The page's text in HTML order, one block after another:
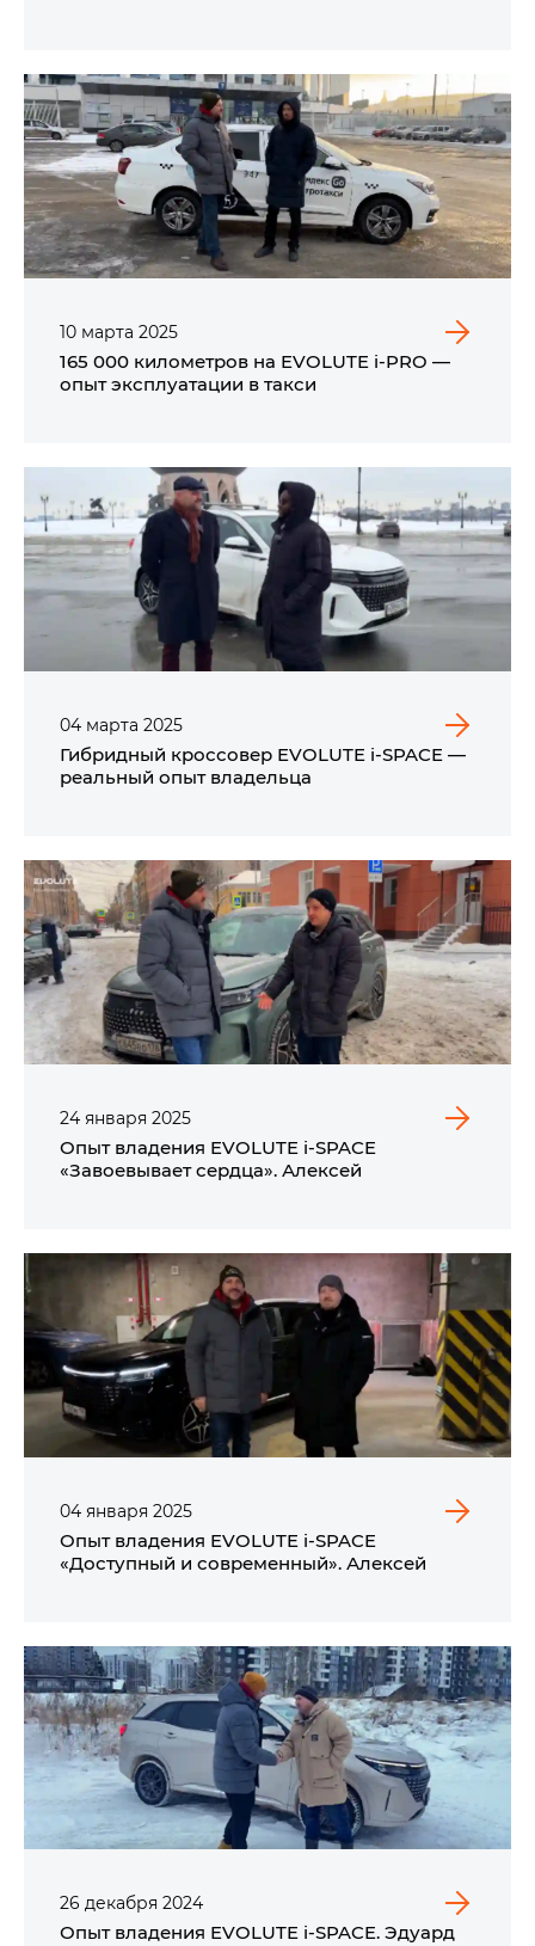
10 марта 2025
165 000 километров на EVOLUTE i‑PRO —
опыт эксплуатации в такси
04 марта 2025
Гибридный кроссовер EVOLUTE i‑SPACE —
реальный опыт владельца
24 января 2025
Опыт владения EVOLUTE i‑SPACE
«Завоевывает сердца». Алексей
04 января 2025
Опыт владения EVOLUTE i‑SPACE
«Доступный и современный». Алексей
26 декабря 2024
Опыт владения EVOLUTE i‑SPACE. Эдуард